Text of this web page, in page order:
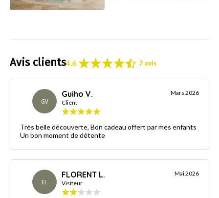
Avis clients4.6 7 avis
GV
Guiho V.
Client
Mars 2026
Très belle découverte, Bon cadeau offert par mes enfants
Un bon moment de détente
FL
FLORENT L.
Visiteur
Mai 2026